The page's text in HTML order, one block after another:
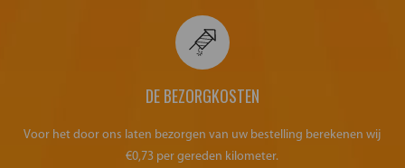
DE BEZORGKOSTEN
Voor het door ons laten bezorgen van uw bestelling berekenen wij
€0,73 per gereden kilometer.